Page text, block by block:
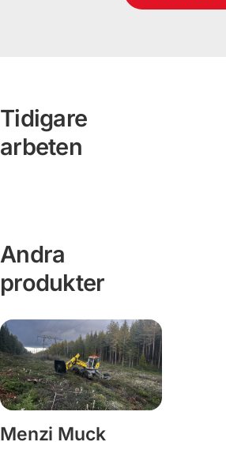
Tidigare
arbeten
7
Väg
56
|Sacyr
Hellstens
Väg 218
Trosa-
Vagnhärad
Rv|Peab
Andra
produkter
Menzi Muck